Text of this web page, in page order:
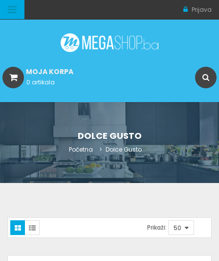
Prijava
MOJA KORPA
0 artikala
DOLCE GUSTO
Početna Dolce Gusto
Prikaži: